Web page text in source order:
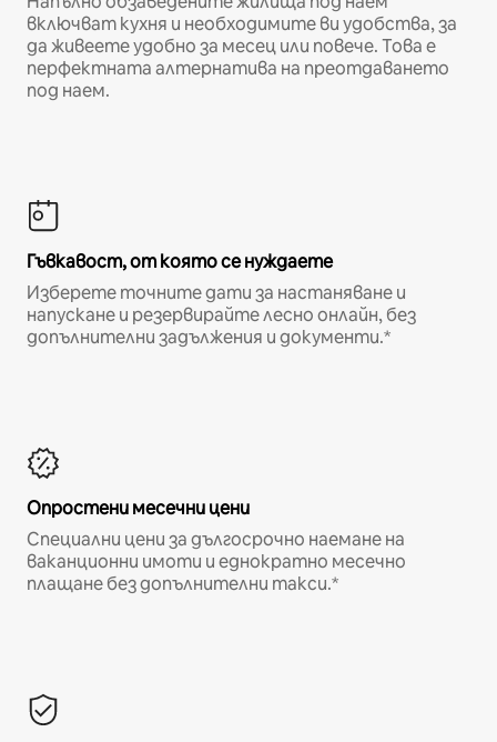
включват кухня и необходимите ви удобства, за
да живеете удобно за месец или повече. Това е
перфектната алтернатива на преотдаването
под наем.
Гъвкавост, от която се нуждаете
Изберете точните дати за настаняване и
напускане и резервирайте лесно онлайн, без
допълнителни задължения и документи.*
Опростени месечни цени
Специални цени за дългосрочно наемане на
ваканционни имоти и еднократно месечно
плащане без допълнителни такси.*